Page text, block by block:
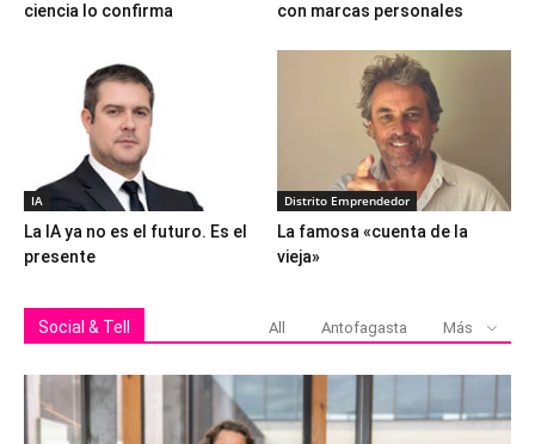
ciencia lo confirma
con marcas personales
IA
La IA ya no es el futuro. Es el
presente
Distrito Emprendedor
La famosa «cuenta de la
vieja»
Social & Tell All Antofagasta Más